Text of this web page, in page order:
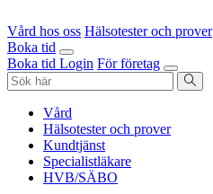
Vård hos oss Hälsotester och prover
Boka tid
Boka tid Login För företag
Vård
Hälsotester och prover
Kundtjänst
Specialistläkare
HVB/SÄBO